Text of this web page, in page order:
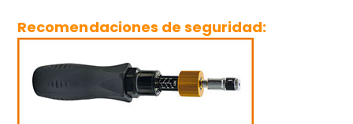
Recomendaciones de seguridad: